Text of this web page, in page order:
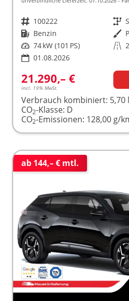
Fahrzeugnr. 100222 Getriebe
Kraftstoff Benzin Außenfarbe
Leistung 74 kW (101 PS) Kilometerstand
01.08.2026
21.290,– €
incl. 19% MwSt.
Verbrauch kombiniert: 5,70
CO2-Klasse: D
CO2-Emissionen: 128,00 g/
ab 144,– € mtl.